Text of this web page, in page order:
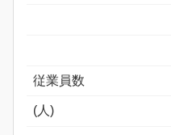
従業員数
(人)